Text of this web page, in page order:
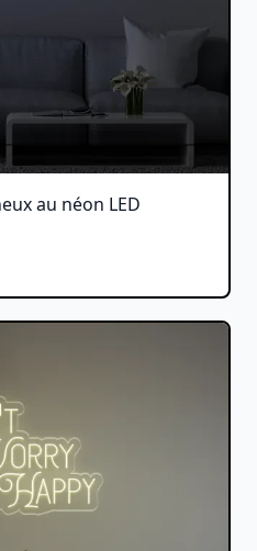
au néon LED